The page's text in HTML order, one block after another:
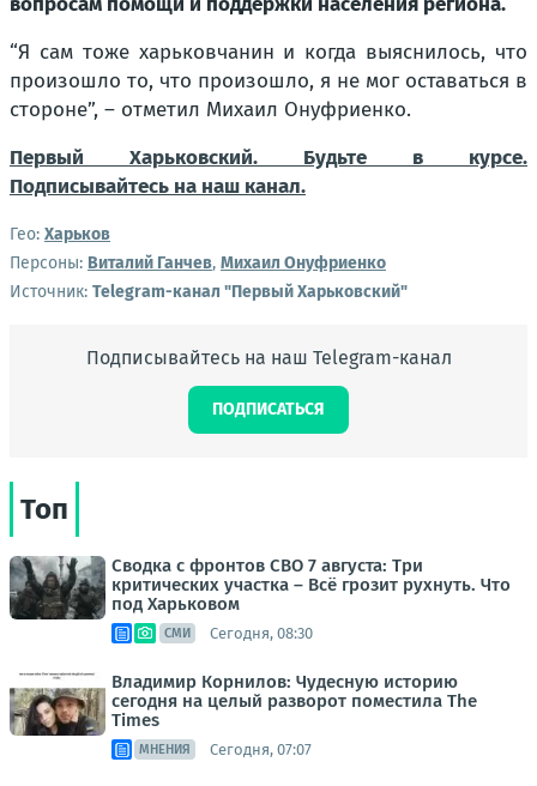
“Я сам тоже харьковчанин и когда выяснилось, что
произошло то, что произошло, я не мог оставаться в
стороне”, – отметил Михаил Онуфриенко.
Первый Харьковский. Будьте в курсе.
Подписывайтесь на наш канал.
Гео: Харьков
Персоны: Виталий Ганчев, Михаил Онуфриенко
Источник: Telegram-канал "Первый Харьковский"
Подписывайтесь на наш Telegram-канал
ПОДПИСАТЬСЯ
Топ
Сводка с фронтов СВО 7 августа: Три
критических участка – Всё грозит рухнуть. Что
под Харьковом
СМИ Сегодня, 08:30
Владимир Корнилов: Чудесную историю
сегодня на целый разворот поместила The
Times
МНЕНИЯ Сегодня, 07:07